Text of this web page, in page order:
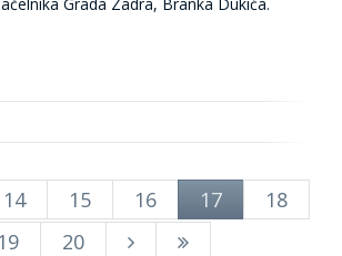
14 15 16 17
18
19
20